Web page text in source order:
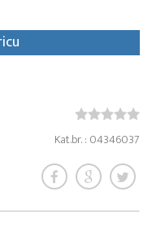
Kat.br. : 04346037